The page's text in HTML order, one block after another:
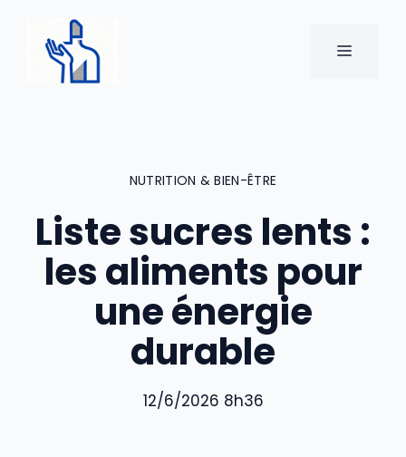
contenu
MENU
NUTRITION & BIEN-ÊTRE
Liste sucres lents :
les aliments pour
une énergie
durable
12/6/2026 8h36